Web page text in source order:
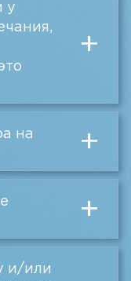
у
+
на
+
+
и/или